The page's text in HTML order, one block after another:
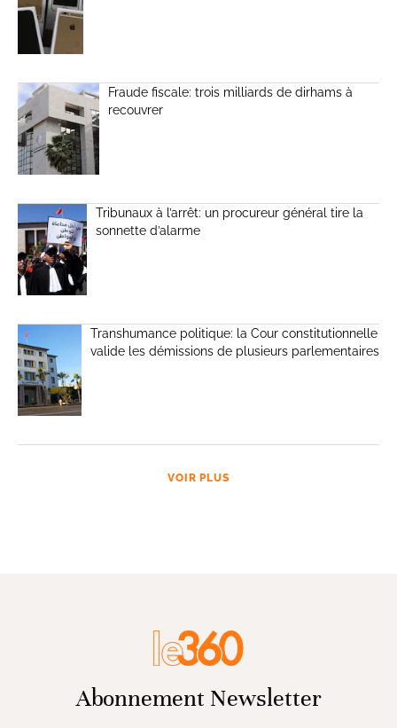
Fraude fiscale: trois milliards de dirhams à
recouvrer
Tribunaux à l’arrêt: un procureur général tire la
sonnette d’alarme
Transhumance politique: la Cour constitutionnelle
valide les démissions de plusieurs parlementaires
VOIR PLUS
Abonnement Newsletter